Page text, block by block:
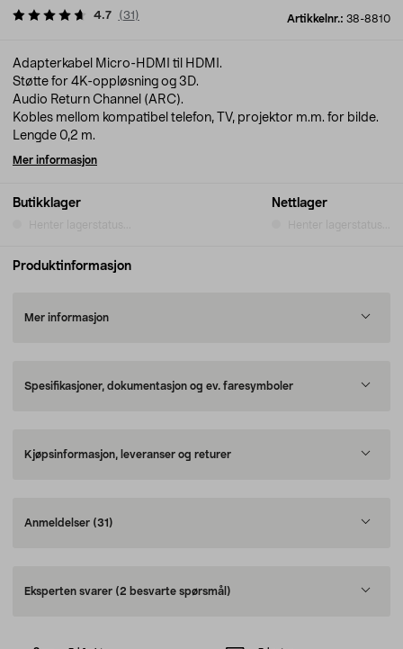
Artikkelnr.: 38-8810
4.7 (31 )
Butikklager
Henter lagerstatus...
Nettlager
Henter lagerstatus...
Adapterkabel Micro-HDMI til HDMI.
Støtte for 4K-oppløsning og 3D.
Audio Return Channel (ARC).
Kobles mellom kompatibel telefon, TV, projektor m.m. for bilde.
Lengde 0,2 m.
Mer informasjon
Produktinformasjon
Mer informasjon
Spesifikasjoner, dokumentasjon og ev. faresymboler
Kjøpsinformasjon, leveranser og returer
Anmeldelser (31)
Eksperten svarer (2 besvarte spørsmål)